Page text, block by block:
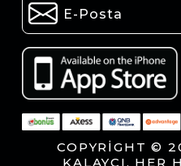
COPYRIGHT ©
KALAYCI. HER